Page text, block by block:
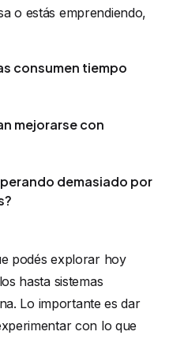
o estás emprendiendo,
consumen tiempo
mejorarse con
demasiado por
podés explorar hoy
hasta sistemas
Lo importante es dar
con lo que